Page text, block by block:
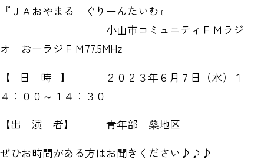
『ＪＡおやまる ぐりーんたいむ』
小山市コミュニティＦＭラジ
オ おーラジＦＭ77.5MHz
【 日 時 】 ２０２３年６月７日（水）１
４：００～１４：３０
【出 演 者】 青年部 桑地区
ぜひお時間がある方はお聞きください♪♪♪